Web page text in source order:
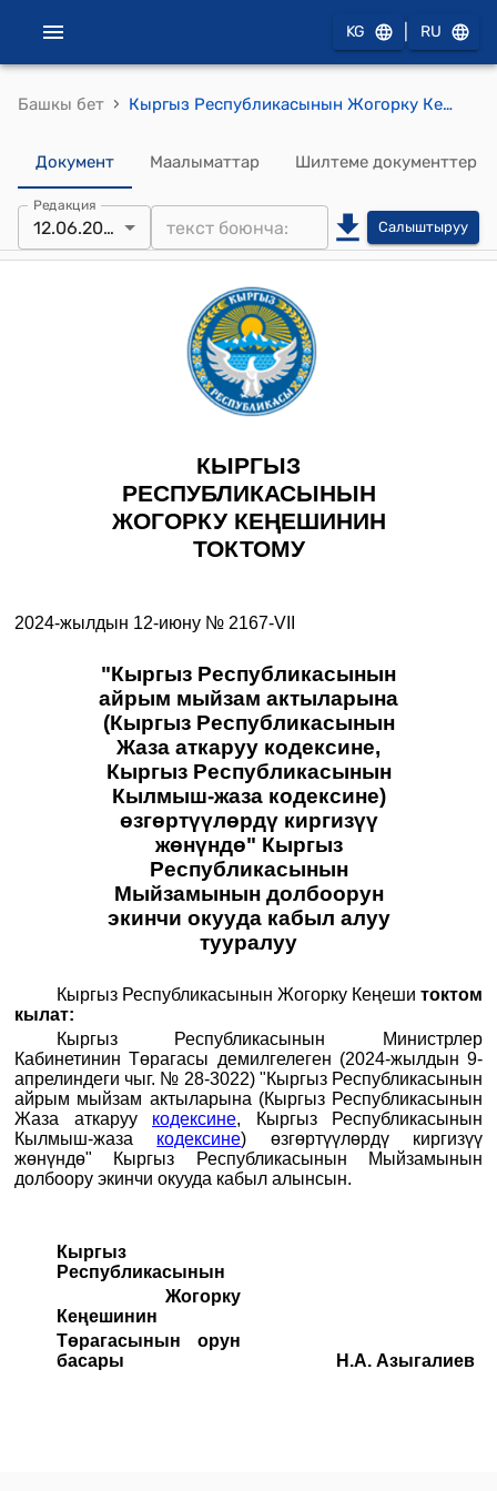
KG RU
Башкы бет › Кыргыз Республикасынын Жогорку Кеңешинин 2024-жылдын 12-июнундагы № 2167-VII "Кыргыз Республикасынын айрым мыйзам актыларына (Кыргыз Республикасынын Жаза аткаруу кодексине, Кыргыз Республикасынын Кылмыш-жаза кодексине) өзгөртүүлөрдү киргизүү жөнүндө" Кыргыз Республикасынын Мыйзамынын долбоорун экинчи окууда кабыл алуу тууралуу" токтому
Документ Маалыматтар Шилтеме документтер
Редакция
12.06.2024 Салыштыруу